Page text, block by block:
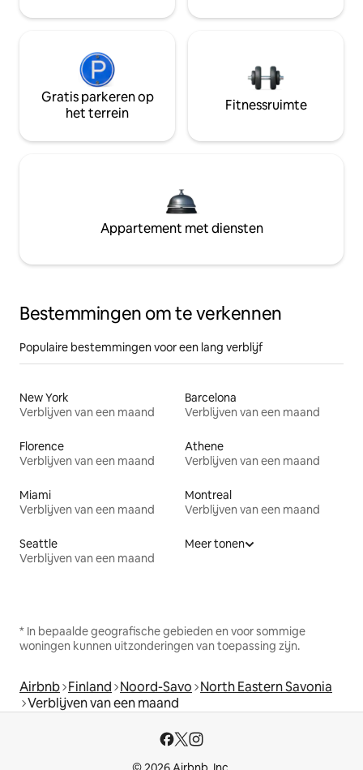
Gratis parkeren op
het terrein
Fitnessruimte
Appartement met diensten
Bestemmingen om te verkennen
Populaire bestemmingen voor een lang verblijf
New York
Verblijven van een maand
Barcelona
Verblijven van een maand
Florence
Verblijven van een maand
Athene
Verblijven van een maand
Miami
Verblijven van een maand
Montreal
Verblijven van een maand
Seattle
Verblijven van een maand
Meer tonen
* In bepaalde geografische gebieden en voor sommige
woningen kunnen uitzonderingen van toepassing zijn.
Airbnb Finland Noord-Savo North Eastern Savonia
Verblijven van een maand